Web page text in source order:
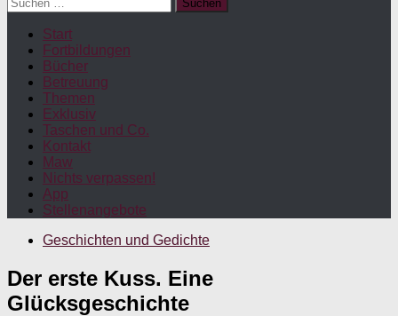
nach:
Start
Fortbildungen
Bücher
Betreuung
Themen
Exklusiv
Taschen und Co.
Kontakt
Maw
Nichts verpassen!
App
Stellenangebote
Geschichten und Gedichte
Der erste Kuss. Eine
Glücksgeschichte